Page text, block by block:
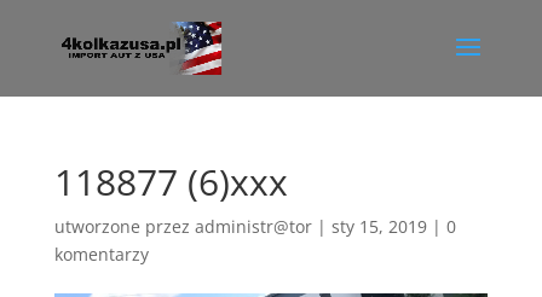
118877 (6)xxx
utworzone przez administr@tor| sty 15, 2019| 0
komentarzy